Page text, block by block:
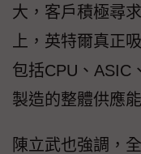
大，客戶積極尋
上，英特爾真正
包括CPU、ASIC
製造的整體供應能
陳立武也強調，